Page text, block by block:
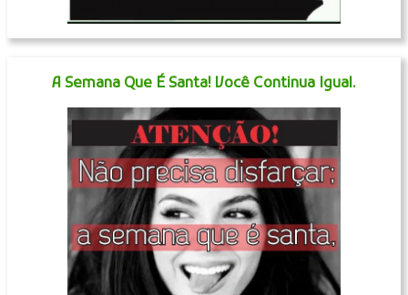
A Semana Que É Santa! Você Continua Igual.